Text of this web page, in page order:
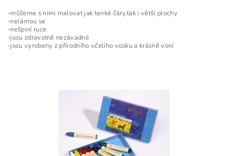
-můžeme s nimi malovat jak tenké čáry,tak i větší plochy
-nelámou se
-nešpiní ruce
-jsou zdravotně nezávadné
-jsou vyrobeny z přírodního včelího vosku a krásně voní